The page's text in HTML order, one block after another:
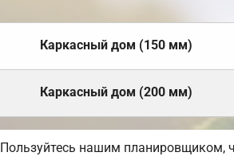
Каркасный дом (150 мм)
Каркасный дом (200 мм)
Пользуйтесь нашим планировщиком,